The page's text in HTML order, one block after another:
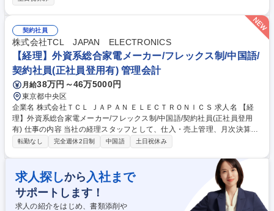
等の経理業務 ■会計監査および監査法人対応、会計システムのメンテナン
ス ■振込支払や日次・月次の資金繰り管理、資金計画の立案をサポート ■
金融機関との折衝、借入手続き、融資や株式発行等の資金調達を支援 ■有
価証券報告書や決算短信、株主総会招集通知などの開示資料作成 ■社内か
らの問い合わせ対応、財務・経理の業務フロー改善や効率化 募集職種 ★
日商簿記3級保有者歓迎★【経理財務】リモート可/グロース上場/EC支援
契約社員
株式会社TCL JAPAN ELECTRONICS
【経理】外資系総合家電メーカー/フレックス制/中国語/
契約社員(正社員登用有) 管理会計
月給38万円～46万5000円
東京都中央区
企業名 株式会社ＴＣＬ ＪＡＰＡＮ ＥＬＥＣＴＲＯＮＩＣＳ 求人名 【経
理】外資系総合家電メーカー/フレックス制/中国語/契約社員(正社員登用
有) 仕事の内容 当社の経理スタッフとして、仕入・売上管理、月次決算補
助、予算管理補助、各種システム処理など、幅広い経理業務をお任せしま
入データの確認、システム承認、請求内容との照合、差異確認など■売上
関連業務：売上データの確認、システム承認、売掛金の照合、入金確認、
リベート処理など■月次決算補助：各種仕訳入力、勘定科目残高の確認、
未払・前払・売掛・買掛関連の確認など■予算管理補助：予算管理システ
ムへの入力、実績データの確認、関連資料の作成など■資料作成：経営層
転勤なし 完全週休2日制 中国語 土日祝休み
求人探しから 入社まで
サポートします！
求人の紹介をはじめ、書類添削や